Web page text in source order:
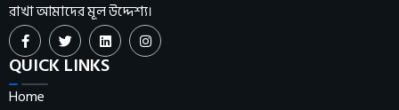
রাখা আমাদের মূল উদ্দেশ্য।
QUICK LINKS
Home